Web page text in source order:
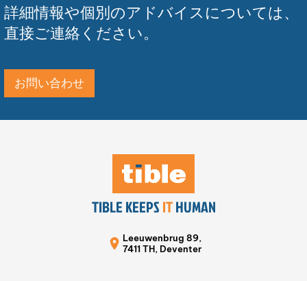
詳細情報や個別のアドバイスについては、
直接ご連絡ください。
お問い合わせ
TIBLE KEEPSITHUMAN
Leeuwenbrug 89,
7411 TH, Deventer